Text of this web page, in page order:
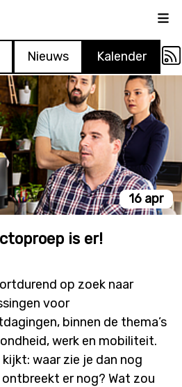
Nieuws Kalender
16 apr
is er!
op zoek naar
voor
binnen de thema’s
werk en mobiliteit.
waar zie je dan nog
er nog? Wat zou